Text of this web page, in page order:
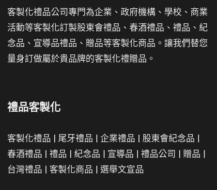
客製化禮品公司專門為企業、政府機構、學校、商業
活動等客製化訂製股東會禮品、春酒禮品、禮品、紀
念品、宣導品禮品、贈品等客製化商品。讓我們替您
量身訂做屬於貴品牌的客製化禮贈品。
禮品客製化
客製化禮品 | 尾牙禮品 | 企業禮品 | 股東會紀念品 |
春酒禮品 | 禮品 | 紀念品 | 宣導品 | 禮品公司 | 贈品 |
台灣禮品 | 客製化商品 | 選舉文宣品